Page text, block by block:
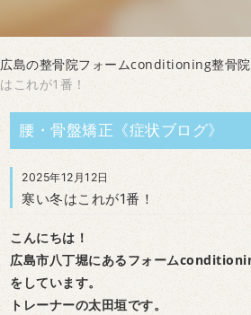
広島の整骨院フォームconditioning整骨院
はこれが1番！
腰・骨盤矯正《症状ブログ》
2025年12月12日
寒い冬はこれが1番！
こんにちは！
広島市八丁堀にあるフォーム
をしています。
トレーナーの太田垣です。